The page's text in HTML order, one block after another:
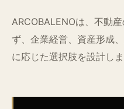
ARCOBALENOは、不動
ず、企業経営、資産形成
に応じた選択肢を設計しま